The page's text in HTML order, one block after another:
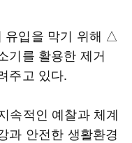
유입을 막기 위해 △
기를 활용한 제거
주고 있다.
속적인 예찰과 체계
과 안전한 생활환경